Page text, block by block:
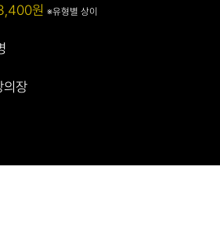
원 ※유형별 상이
의장